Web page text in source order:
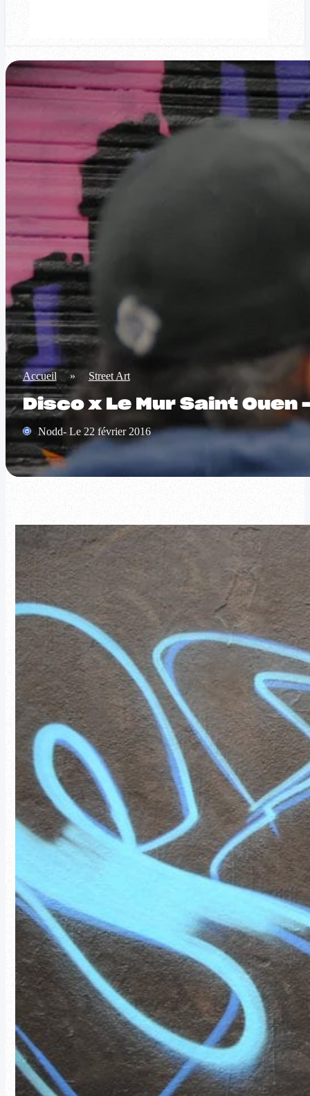
Accueil » Street Art
Disco x Le Mur Saint
Nodd- Le 22 février 2016